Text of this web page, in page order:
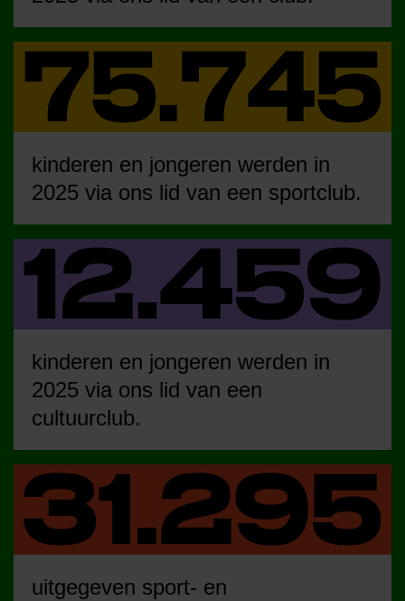
kinderen en jongeren werden in
2025 via ons lid van een sportclub.
kinderen en jongeren werden in
2025 via ons lid van een
cultuurclub.
uitgegeven sport- en